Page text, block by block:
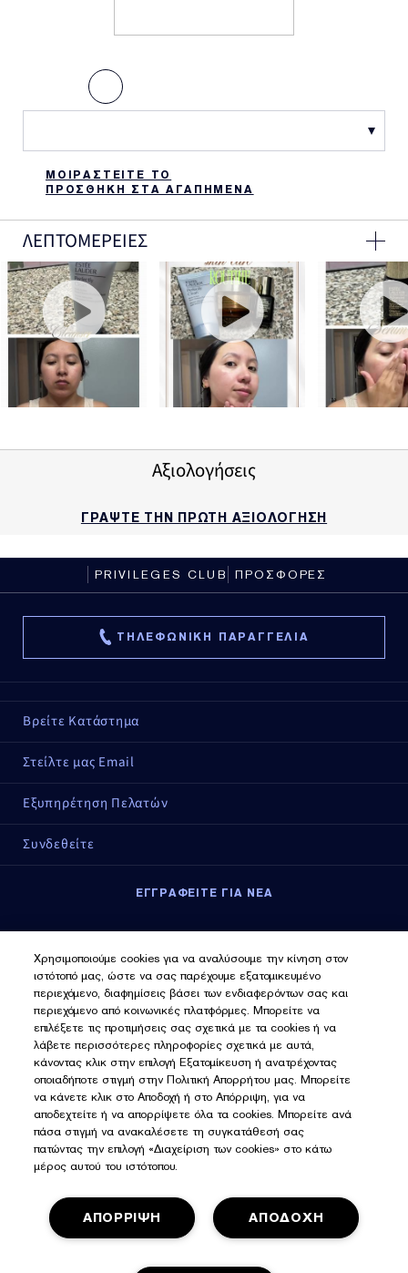
ΜΟΙΡΑΣΤΕΙΤΕ ΤΟ
ΠΡΟΣΘΗΚΗ ΣΤΑ ΑΓΑΠΗΜΕΝΑ
ΛΕΠΤΟΜΕΡΕΙΕΣ
Αξιολογήσεις
ΓΡΑΨΤΕ ΤΗΝ ΠΡΩΤΗ ΑΞΙΟΛΟΓΗΣΗ
PRIVILEGES CLUB ΠΡΟΣΦΟΡΕΣ
ΤΗΛΕΦΩΝΙΚΗ ΠΑΡΑΓΓΕΛΙΑ
Βρείτε Κατάστημα
Στείλτε μας Email
Εξυπηρέτηση Πελατών
Συνδεθείτε
ΕΓΓΡΑΦΕΙΤΕ ΓΙΑ ΝΕΑ
Χρησιμοποιούμε cookies για να αναλύσουμε την κίνηση στον
ιστότοπό μας, ώστε να σας παρέχουμε εξατομικευμένο
περιεχόμενο, διαφημίσεις βάσει των ενδιαφερόντων σας και
περιεχόμενο από κοινωνικές πλατφόρμες. Μπορείτε να
επιλέξετε τις προτιμήσεις σας σχετικά με τα cookies ή να
λάβετε περισσότερες πληροφορίες σχετικά με αυτά,
κάνοντας κλικ στην επιλογή Εξατομίκευση ή ανατρέχοντας
οποιαδήποτε στιγμή στην Πολιτική Απορρήτου μας. Μπορείτε
να κάνετε κλικ στο Αποδοχή ή στο Απόρριψη, για να
αποδεχτείτε ή να απορρίψετε όλα τα cookies. Μπορείτε ανά
πάσα στιγμή να ανακαλέσετε τη συγκατάθεσή σας
πατώντας την επιλογή «Διαχείριση των cookies» στο κάτω
μέρος αυτού του ιστότοπου.
ΑΠΟΔΟΧΗ
ΑΠΟΡΡΙΨΗ